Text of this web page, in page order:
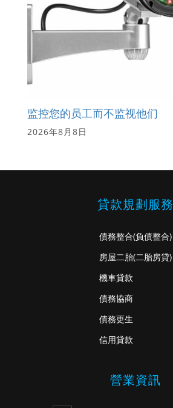
监控您的员工而不监视他们
2026年8月8日
貸款規劃服務
債務整合(負債整合)
房屋二胎(二胎房貸)
機車貸款
債務協商
債務更生
信用貸款
營業資訊